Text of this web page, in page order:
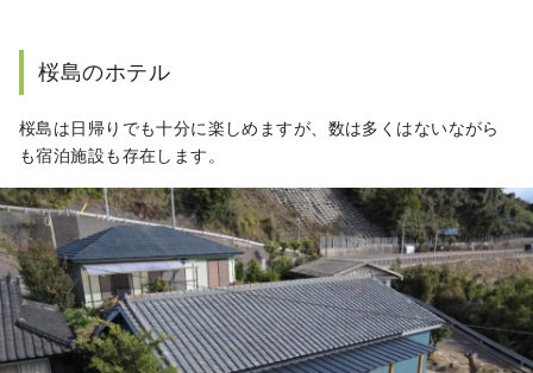
桜島のホテル
桜島は日帰りでも十分に楽しめますが、数は多くはないながら
も宿泊施設も存在します。